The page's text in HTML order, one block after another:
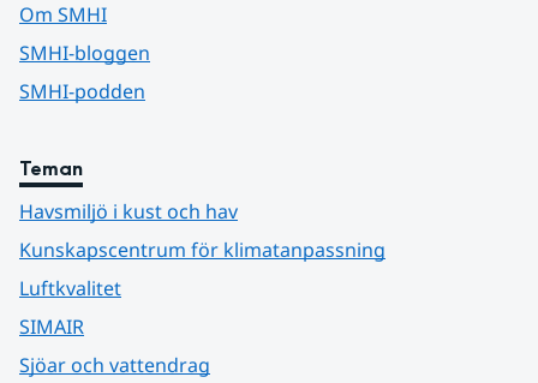
Om SMHI
SMHI-bloggen
SMHI-podden
Teman
Havsmiljö i kust och hav
Kunskapscentrum för klimatanpassning
Luftkvalitet
SIMAIR
Sjöar och vattendrag